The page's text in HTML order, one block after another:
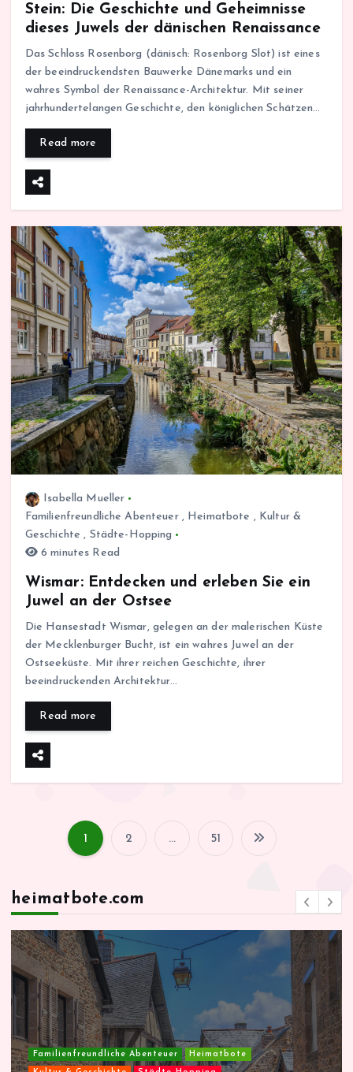
Stein: Die Geschichte und Geheimnisse
dieses Juwels der dänischen Renaissance
Das Schloss Rosenborg (dänisch: Rosenborg Slot) ist eines
der beeindruckendsten Bauwerke Dänemarks und ein
wahres Symbol der Renaissance-Architektur. Mit seiner
jahrhundertelangen Geschichte, den königlichen Schätzen…
Read more
Isabella Mueller
Familienfreundliche Abenteuer, Heimatbote , Kultur &
Geschichte , Städte-Hopping
6 minutes Read
Wismar: Entdecken und erleben Sie ein
Juwel an der Ostsee
Die Hansestadt Wismar, gelegen an der malerischen Küste
der Mecklenburger Bucht, ist ein wahres Juwel an der
Ostseeküste. Mit ihrer reichen Geschichte, ihrer
beeindruckenden Architektur…
Read more
S
i
t
n
1 2 … 51
heimatbote.com
Familienfreundliche Abenteuer Heimatbote
Kultur & Geschichte Städte-Hopping